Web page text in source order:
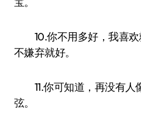
10.你不用多好，我喜欢
不嫌弃就好。
11.你可知道，再没有人
弦。